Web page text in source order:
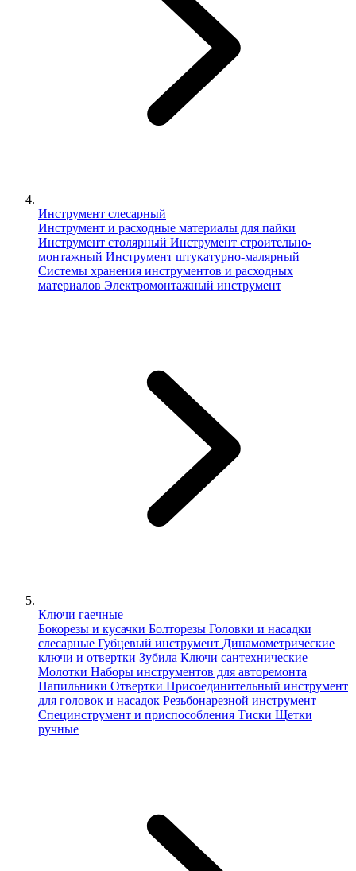
Инструмент слесарный
Инструмент и расходные материалы для пайки
Инструмент столярный Инструмент строительно-
монтажный Инструмент штукатурно-малярный
Сиcтемы хранения инструментов и расходных
материалов Электромонтажный инструмент
Ключи гаечные
Бокорезы и кусачки Болторезы Головки и насадки
слесарные Губцевый инструмент Динамометрические
ключи и отвертки Зубила Ключи сантехнические
Молотки Наборы инструментов для авторемонта
Напильники Отвертки Присоединительный инструмент
для головок и насадок Резьбонарезной инструмент
Специнструмент и приспособления Тиски Щетки
ручные